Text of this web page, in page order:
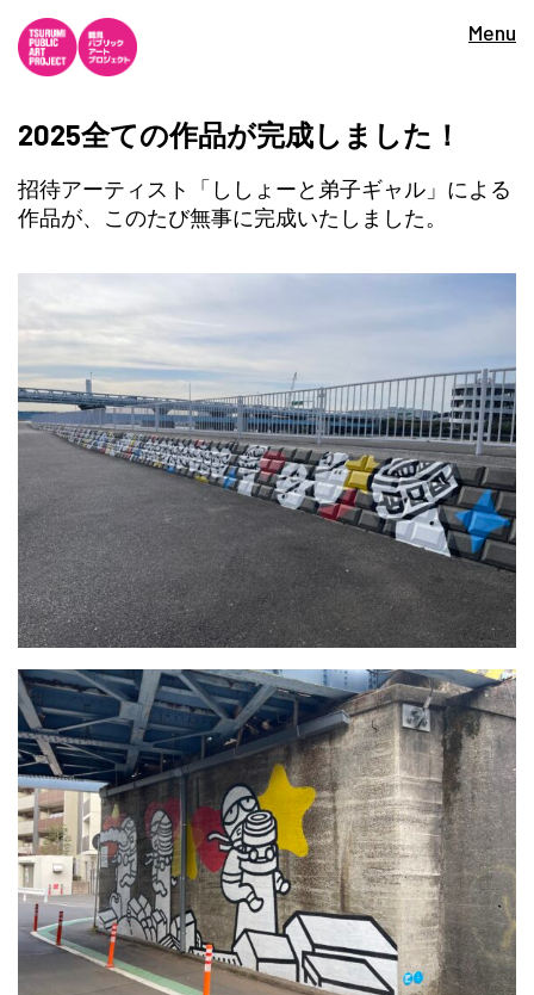
Menu
2025全ての作品が完成しました！
招待アーティスト「ししょーと弟子ギャル」による
作品が、このたび無事に完成いたしました。